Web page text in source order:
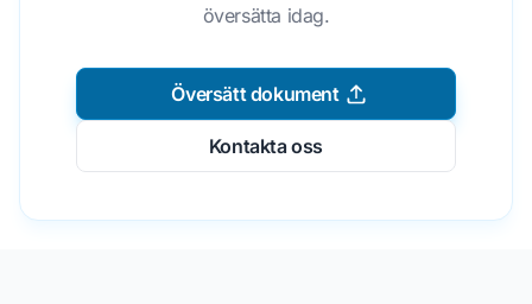
översätta idag.
Översätt dokument
Kontakta oss